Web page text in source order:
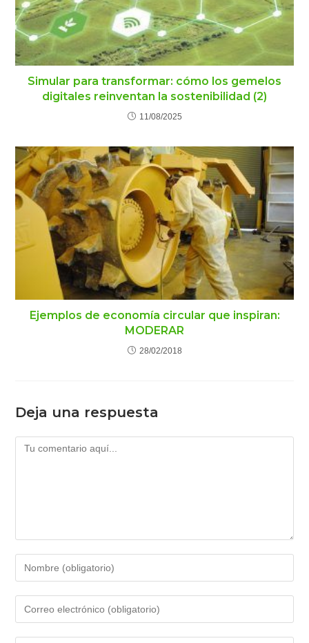
Simular para transformar: cómo los gemelos
digitales reinventan la sostenibilidad (2)
11/08/2025
Ejemplos de economía circular que inspiran:
MODERAR
28/02/2018
Deja una respuesta
Comentario
tu
nombre
tu
dirección